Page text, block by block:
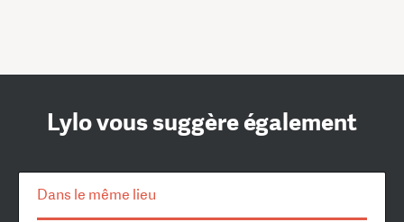
Lylo vous suggère également
Dans le même lieu